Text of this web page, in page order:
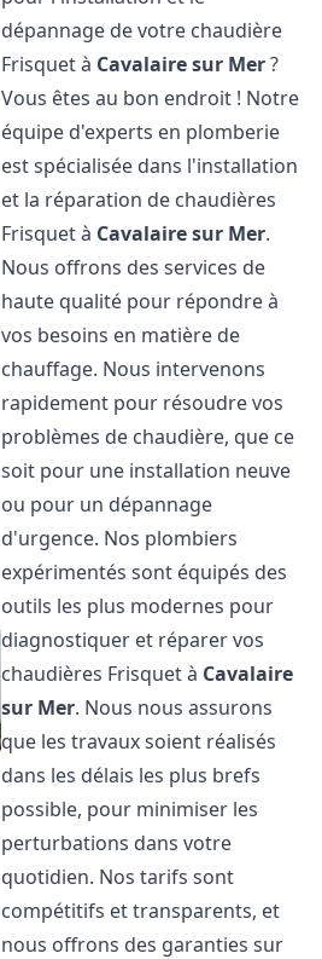
dépannage de votre chaudière
Frisquet à Cavalaire sur Mer?
Vous êtes au bon endroit ! Notre
équipe d'experts en plomberie
est spécialisée dans l'installation
et la réparation de chaudières
Frisquet à Cavalaire sur Mer.
Nous offrons des services de
haute qualité pour répondre à
vos besoins en matière de
chauffage. Nous intervenons
rapidement pour résoudre vos
problèmes de chaudière, que ce
soit pour une installation neuve
ou pour un dépannage
d'urgence. Nos plombiers
expérimentés sont équipés des
outils les plus modernes pour
diagnostiquer et réparer vos
chaudières Frisquet à Cavalaire
sur Mer. Nous nous assurons
que les travaux soient réalisés
dans les délais les plus brefs
possible, pour minimiser les
perturbations dans votre
quotidien. Nos tarifs sont
compétitifs et transparents, et
nous offrons des garanties sur